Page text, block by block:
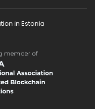
in Estonia